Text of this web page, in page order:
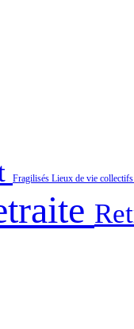
Fragilisés Lieux de vie collectifs